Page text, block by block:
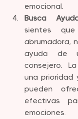
emocional.
Busca
sientes
abrumadora,
ayuda de
consejero.
una prioridad
pueden
efectivas
emociones.